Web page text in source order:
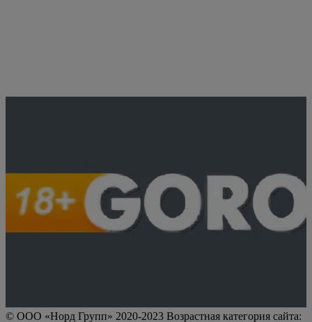
© ООО «Норд Групп» 2020-2023 Возрастная категория сайта: